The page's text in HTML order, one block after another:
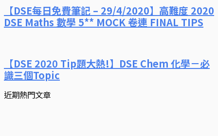
【DSE每日免費筆記 – 29/4/2020】高難度 2020
DSE Maths 數學 5** MOCK 卷連 FINAL TIPS
【DSE 2020 Tip題大熱!】DSE Chem 化學－必
識三個Topic
近期熱門文章